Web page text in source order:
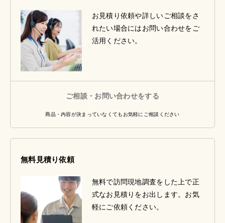
お見積り依頼や詳しいご相談をさ
れたい場合にはお問い合わせをご
活用ください。
ご相談・お問い合わせをする
商品・内容が決まっていなくてもお気軽にご相談ください
無料見積り依頼
無料で訪問現地調査をした上で正
式なお見積りをお出します。お気
軽にご依頼ください。